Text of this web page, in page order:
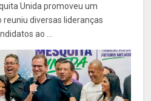
Unida promoveu um
diversas lideranças
ao ...